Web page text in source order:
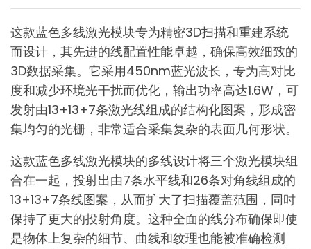
这款蓝色多线激光模块专为精密3D扫描和重建系统
而设计，其先进的线配置性能卓越，确保高效细致的
3D数据采集。它采用450nm蓝光波长，专为高对比
度和减少环境光干扰而优化，输出功率高达1.6W，可
发射由13+13+7条激光线组成的结构化图案，形成密
集均匀的光栅，非常适合采集复杂的表面几何形状。
这款蓝色多线激光模块的多线设计将三个激光模块组
合在一起，投射出由7条水平线和26条对角线组成的
13+13+7条线图案，从而扩大了扫描覆盖范围，同时
保持了更大的投射角度。这种全面的线分布确保即使
是物体上复杂的细节、曲线和纹理也能被准确检测